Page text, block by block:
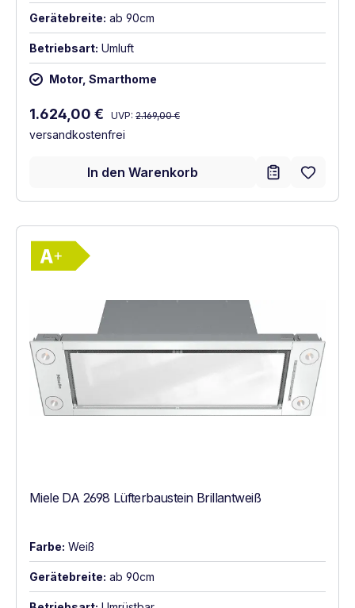
Gerätebreite: ab 90cm
Betriebsart: Umluft
Motor, Smarthome
Verkaufspreis:
1.624,00 € Regulärer Preis:
UVP: 2.169,00 €
versandkostenfrei
In den Warenkorb
Miele DA 2698 Lüfterbaustein Brillantweiß
Farbe: Weiß
Gerätebreite: ab 90cm